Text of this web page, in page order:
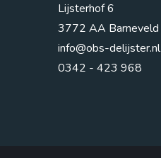
Lijsterhof 6
3772 AA Barneveld
info@obs-delijster.nl
0342 - 423 968